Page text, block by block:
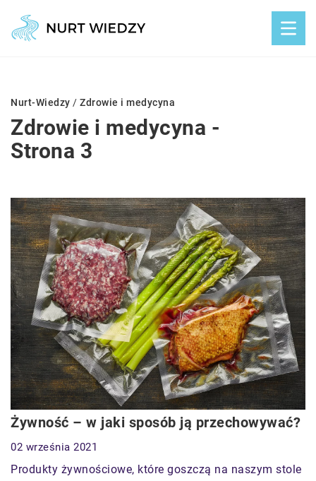
Nurt-Wiedzy / Zdrowie i medycyna
Zdrowie i medycyna -
Strona 3
Żywność – w jaki sposób ją przechowywać?
02 września 2021
Produkty żywnościowe, które goszczą na naszym stole